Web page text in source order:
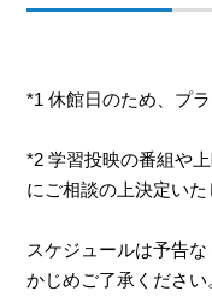
*1 休館日のため、プ
*2 学習投映の番組や
にご相談の上決定いた
スケジュールは予告
かじめご了承ください